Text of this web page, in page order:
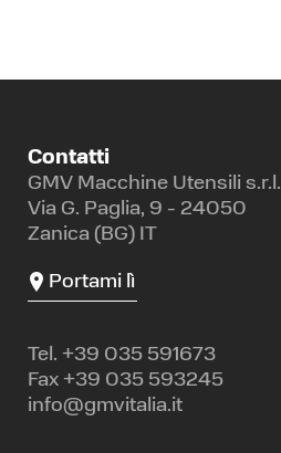
Contatti
GMV Macchine Utensili s.r.l.
Via G. Paglia, 9 - 24050
Zanica (BG) IT
Portami lì
Tel. +39 035 591673
Fax +39 035 593245
info@gmvitalia.it